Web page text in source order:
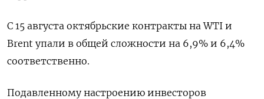
С 15 августа октябрьские контракты на WTI и
Brent упали в общей сложности на 6,9% и 6,4%
соответственно.
Подавленному настроению инвесторов